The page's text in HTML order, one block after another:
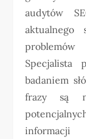
audytów
aktualnego
Specjalista
badaniem
frazy są